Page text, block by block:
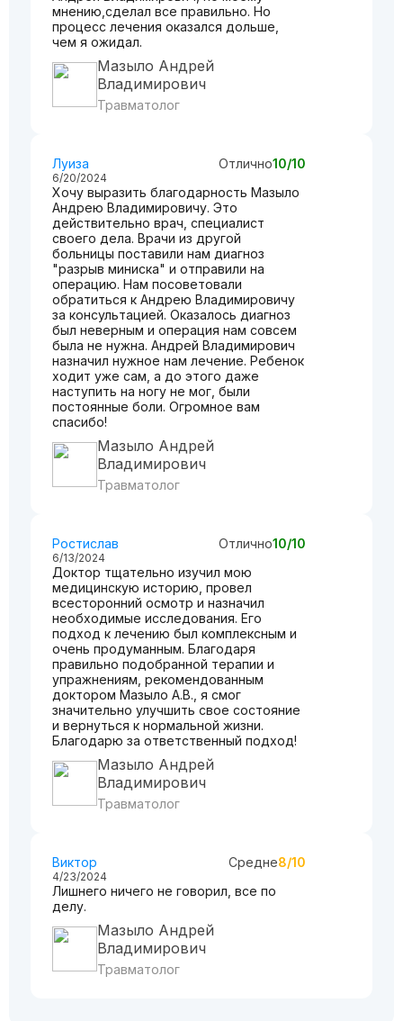
мнению,сделал все правильно. Но
процесс лечения оказался дольше,
чем я ожидал.
Мазыло Андрей
Владимирович
Травматолог
Луиза Отлично10/10
6/20/2024
Хочу выразить благодарность Мазыло
Андрею Владимировичу. Это
действительно врач, специалист
своего дела. Врачи из другой
больницы поставили нам диагноз
"разрыв миниска" и отправили на
операцию. Нам посоветовали
обратиться к Андрею Владимировичу
за консультацией. Оказалось диагноз
был неверным и операция нам совсем
была не нужна. Андрей Владимирович
назначил нужное нам лечение. Ребенок
ходит уже сам, а до этого даже
наступить на ногу не мог, были
постоянные боли. Огромное вам
спасибо!
Мазыло Андрей
Владимирович
Травматолог
Ростислав Отлично10/10
6/13/2024
Доктор тщательно изучил мою
медицинскую историю, провел
всесторонний осмотр и назначил
необходимые исследования. Его
подход к лечению был комплексным и
очень продуманным. Благодаря
правильно подобранной терапии и
упражнениям, рекомендованным
доктором Мазыло А.В., я смог
значительно улучшить свое состояние
и вернуться к нормальной жизни.
Благодарю за ответственный подход!
Мазыло Андрей
Владимирович
Травматолог
Виктор Средне8/10
4/23/2024
Лишнего ничего не говорил, все по
делу.
Мазыло Андрей
Владимирович
Травматолог